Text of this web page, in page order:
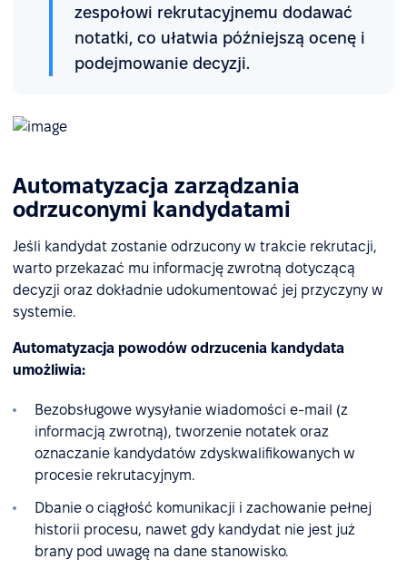
zespołowi rekrutacyjnemu dodawać
notatki, co ułatwia późniejszą ocenę i
podejmowanie decyzji.
Automatyzacja zarządzania
odrzuconymi kandydatami
Jeśli kandydat zostanie odrzucony w trakcie rekrutacji,
warto przekazać mu informację zwrotną dotyczącą
decyzji oraz dokładnie udokumentować jej przyczyny w
systemie.
Automatyzacja powodów odrzucenia kandydata
umożliwia:
Bezobsługowe wysyłanie wiadomości e-mail (z
informacją zwrotną), tworzenie notatek oraz
oznaczanie kandydatów zdyskwalifikowanych w
procesie rekrutacyjnym.
Dbanie o ciągłość komunikacji i zachowanie pełnej
historii procesu, nawet gdy kandydat nie jest już
brany pod uwagę na dane stanowisko.